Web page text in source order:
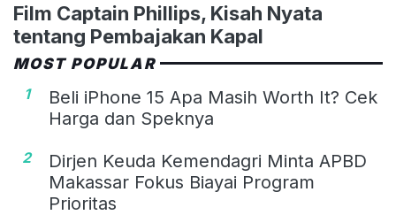
Film Captain Phillips, Kisah Nyata
tentang Pembajakan Kapal
MOST POPULAR
1
Beli iPhone 15 Apa Masih Worth It? Cek
Harga dan Speknya
2
Dirjen Keuda Kemendagri Minta APBD
Makassar Fokus Biayai Program
Prioritas